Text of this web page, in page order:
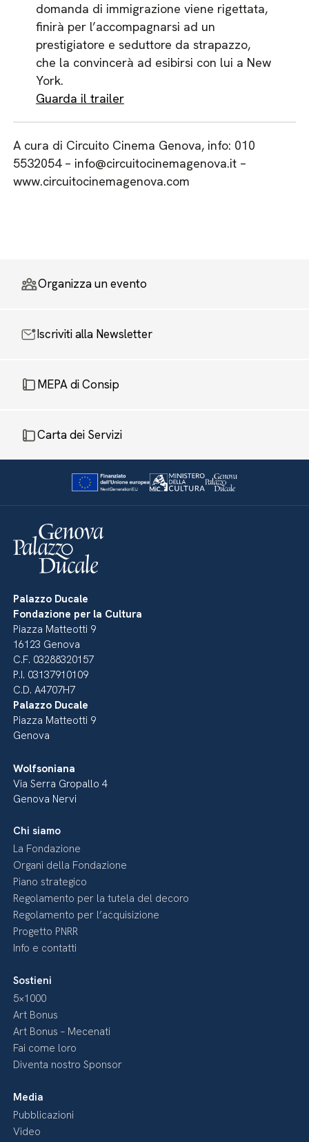
domanda di immigrazione viene rigettata,
finirà per l’accompagnarsi ad un
prestigiatore e seduttore da strapazzo,
che la convincerà ad esibirsi con lui a New
York.
Guarda il trailer
A cura di Circuito Cinema Genova, info: 010
5532054 – info@circuitocinemagenova.it –
www.circuitocinemagenova.com
Organizza un evento
Iscriviti alla Newsletter
MEPA di Consip
Carta dei Servizi
Palazzo Ducale
Fondazione per la Cultura
Piazza Matteotti 9
16123 Genova
C.F. 03288320157
P.I. 03137910109
C.D. A4707H7
Palazzo Ducale
Piazza Matteotti 9
Genova
Wolfsoniana
Via Serra Gropallo 4
Genova Nervi
Chi siamo
La Fondazione
Organi della Fondazione
Piano strategico
Regolamento per la tutela del decoro
Regolamento per l’acquisizione
Progetto PNRR
Info e contatti
Sostieni
5×1000
Art Bonus
Art Bonus – Mecenati
Fai come loro
Diventa nostro Sponsor
Media
Pubblicazioni
Video